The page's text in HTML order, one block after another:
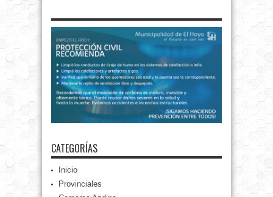
CATEGORÍAS
Inicio
Provinciales